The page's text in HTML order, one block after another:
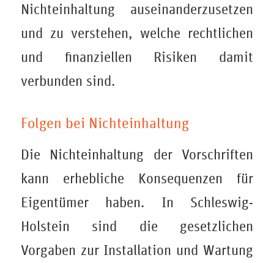
Nichteinhaltung auseinanderzusetzen
und zu verstehen, welche rechtlichen
und finanziellen Risiken damit
verbunden sind.
Folgen bei Nichteinhaltung
Die Nichteinhaltung der Vorschriften
kann erhebliche Konsequenzen für
Eigentümer haben. In Schleswig-
Holstein sind die gesetzlichen
Vorgaben zur Installation und Wartung